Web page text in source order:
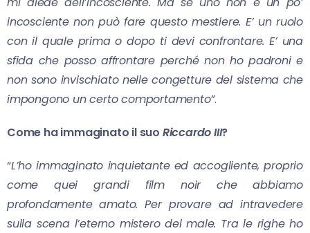
incosciente non può fare questo mestiere. E’ un ruolo
con il quale prima o dopo ti devi confrontare. E’ una
sfida che posso affrontare perché non ho padroni e
non sono invischiato nelle congetture del sistema che
impongono un certo comportamento”.
Come ha immaginato il suo Riccardo III?
“L’ho immaginato inquietante ed accogliente, proprio
come quei grandi film noir che abbiamo
profondamente amato. Per provare ad intravedere
sulla scena l’eterno mistero del male. Tra le righe ho